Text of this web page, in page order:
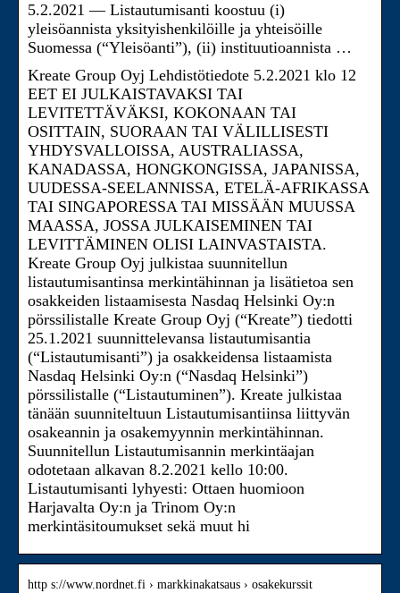
5.2.2021 — Listautumisanti koostuu (i)
yleisöannista yksityishenkilöille ja yhteisöille
Suomessa (“Yleisöanti”), (ii) instituutioannista …
Kreate Group Oyj Lehdistötiedote 5.2.2021 klo 12
EET EI JULKAISTAVAKSI TAI
LEVITETTÄVÄKSI, KOKONAAN TAI
OSITTAIN, SUORAAN TAI VÄLILLISESTI
YHDYSVALLOISSA, AUSTRALIASSA,
KANADASSA, HONGKONGISSA, JAPANISSA,
UUDESSA-SEELANNISSA, ETELÄ-AFRIKASSA
TAI SINGAPORESSA TAI MISSÄÄN MUUSSA
MAASSA, JOSSA JULKAISEMINEN TAI
LEVITTÄMINEN OLISI LAINVASTAISTA.
Kreate Group Oyj julkistaa suunnitellun
listautumisantinsa merkintähinnan ja lisätietoa sen
osakkeiden listaamisesta Nasdaq Helsinki Oy:n
pörssilistalle Kreate Group Oyj (“Kreate”) tiedotti
25.1.2021 suunnittelevansa listautumisantia
(“Listautumisanti”) ja osakkeidensa listaamista
Nasdaq Helsinki Oy:n (“Nasdaq Helsinki”)
pörssilistalle (“Listautuminen”). Kreate julkistaa
tänään suunniteltuun Listautumisantiinsa liittyvän
osakeannin ja osakemyynnin merkintähinnan.
Suunnitellun Listautumisannin merkintäajan
odotetaan alkavan 8.2.2021 kello 10:00.
Listautumisanti lyhyesti: Ottaen huomioon
Harjavalta Oy:n ja Trinom Oy:n
merkintäsitoumukset sekä muut hi
http s://www.nordnet.fi › markkinakatsaus › osakekurssit